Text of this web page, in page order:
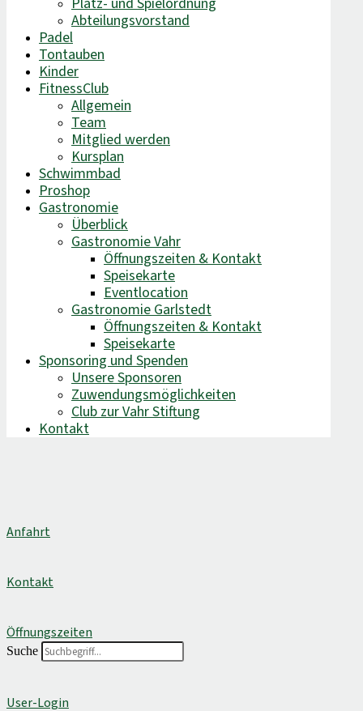
Abteilungsvorstand
Padel
Tontauben
Kinder
FitnessClub
Allgemein
Team
Mitglied werden
Kursplan
Schwimmbad
Proshop
Gastronomie
Überblick
Gastronomie Vahr
Öffnungszeiten & Kontakt
Speisekarte
Eventlocation
Gastronomie Garlstedt
Öffnungszeiten & Kontakt
Speisekarte
Sponsoring und Spenden
Unsere Sponsoren
Zuwendungsmöglichkeiten
Club zur Vahr Stiftung
Kontakt
Anfahrt
Kontakt
Öffnungszeiten
Suche
User-Login